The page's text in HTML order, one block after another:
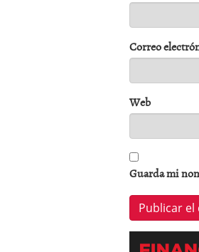
Correo
Web
Guarda mi